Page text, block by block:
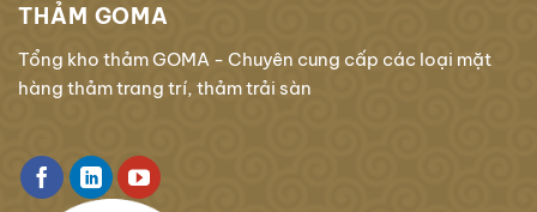
THẢM GOMA
Tổng kho thảm GOMA - Chuyên cung cấp các loại mặt
hàng thảm trang trí, thảm trải sàn